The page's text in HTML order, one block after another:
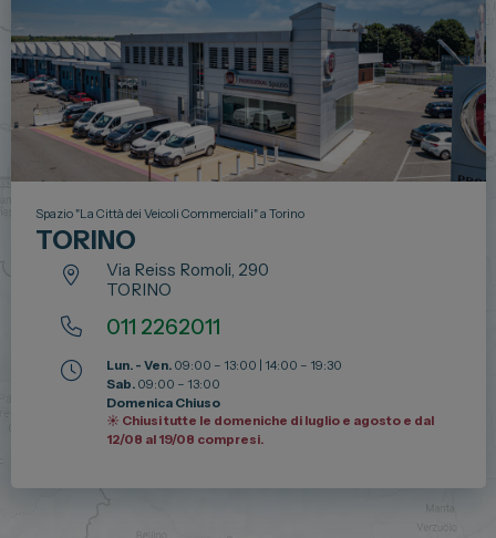
Spazio "La Città dei Veicoli Commerciali" a Torino
TORINO
Via Reiss Romoli, 290
TORINO
011 2262011
Lun. - Ven. 09:00 – 13:00 | 14:00 – 19:30
Sab. 09:00 – 13:00
Domenica Chiuso
☀️ Chiusi tutte le domeniche di luglio e agosto e dal
12/08 al 19/08 compresi.